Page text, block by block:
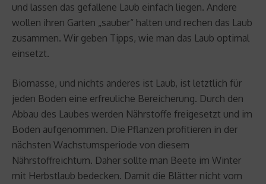
und lassen das gefallene Laub einfach liegen. Andere
wollen ihren Garten „sauber“ halten und rechen das Laub
zusammen. Wir geben Tipps, wie man das Laub optimal
einsetzt.
Biomasse, und nichts anderes ist Laub, ist letztlich für
jeden Boden eine erfreuliche Bereicherung. Durch den
Abbau des Laubes werden Nährstoffe freigesetzt und im
Boden aufgenommen. Die Pflanzen profitieren in der
nächsten Wachstumsperiode von diesem
Nährstoffreichtum. Daher sollte man Beete im Winter
mit Herbstlaub bedecken. Damit die Blätter nicht vom